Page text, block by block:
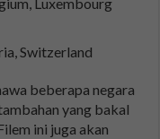
Luxembourg
Switzerland
beberapa negara
yang bakal
ini juga akan